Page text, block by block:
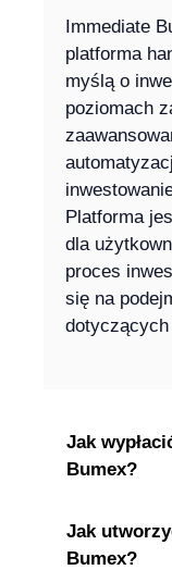
Immediate
platforma
myślą o
poziomach
Platforma
dla
proces
się na
Jak
Bumex?
Jak
Bumex?